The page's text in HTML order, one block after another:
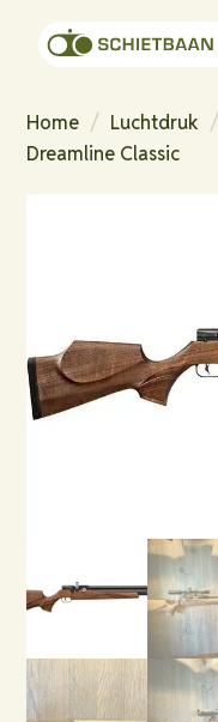
Home / Luchtdruk /
Dreamline Classic